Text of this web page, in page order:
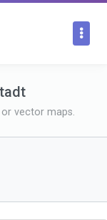
vector maps.